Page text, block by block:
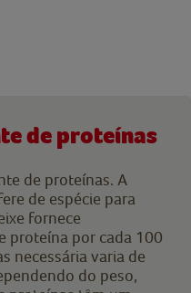
de proteínas
de proteínas. A
de espécie para
fornece
proteína por cada 100
necessária varia de
do peso,